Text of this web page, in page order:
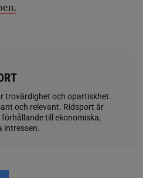
trovärdighet och opartiskhet.
och relevant. Ridsport är
till ekonomiska,
intressen.